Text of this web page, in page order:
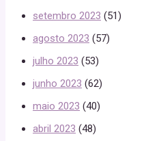
setembro 2023 (51)
agosto 2023 (57)
julho 2023 (53)
junho 2023 (62)
maio 2023 (40)
abril 2023 (48)